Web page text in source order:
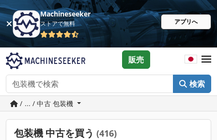
Machineseeker
ストアで無料 アプリへ
検索
販売
/ ... / 中古 包装機
包装機 中古を買う (416)